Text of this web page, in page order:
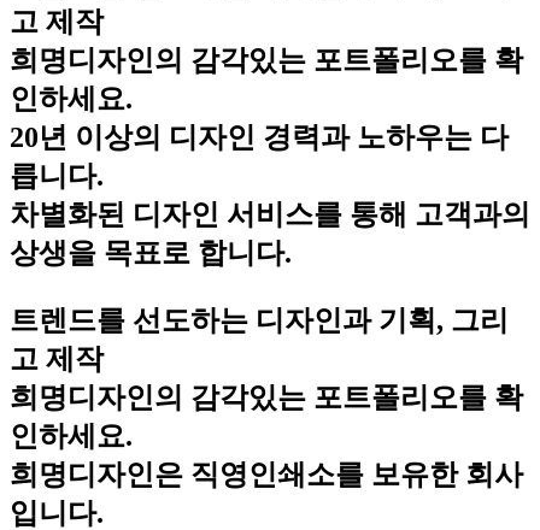
고 제작
희명디자인의 감각있는 포트폴리오를 확
인하세요.
20년 이상의 디자인 경력과 노하우는 다
릅니다.
차별화된 디자인 서비스를 통해 고객과의
상생을 목표로 합니다.
트렌드를 선도하는 디자인과 기획, 그리
고 제작
희명디자인의 감각있는 포트폴리오를 확
인하세요.
희명디자인은 직영인쇄소를 보유한 회사
입니다.